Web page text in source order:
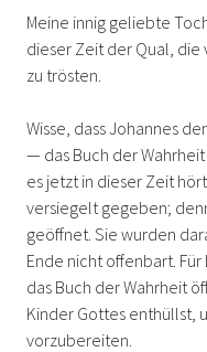
Meine innig geliebte
dieser Zeit der Qual, die
zu trösten.
Wisse, dass Johannes
— das Buch der
es jetzt in dieser Zeit
versiegelt gegeben;
geöffnet. Sie wurden
Ende nicht offenbart.
das Buch der Wahrheit
Kinder Gottes enthüllst,
vorzubereiten.